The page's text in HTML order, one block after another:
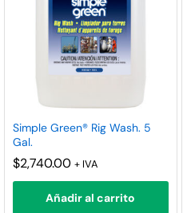
Simple Green® Rig Wash. 5
Gal.
$2,740.00 + IVA
Añadir al carrito